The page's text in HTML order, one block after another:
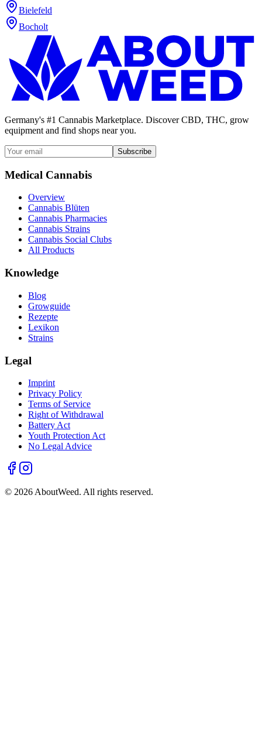
Bielefeld
Bocholt
Germany's #1 Cannabis Marketplace. Discover CBD, THC, grow
equipment and find shops near you.
Subscribe
Medical Cannabis
Overview
Cannabis Blüten
Cannabis Pharmacies
Cannabis Strains
Cannabis Social Clubs
All Products
Knowledge
Blog
Growguide
Rezepte
Lexikon
Strains
Legal
Imprint
Privacy Policy
Terms of Service
Right of Withdrawal
Battery Act
Youth Protection Act
No Legal Advice
© 2026 AboutWeed. All rights reserved.